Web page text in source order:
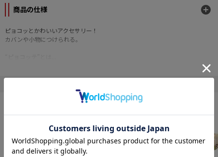
商品の仕様
ピョコッとかわいいアクセサリー！
カバンや小物につけられる。
キャラクターがピョコっと顔を出しているように見えるユニークなキャラクタ
・軽くて丈夫、汚れにも強いアクリル製。
・クリップにはマグネット付き。さまざまなシーンに対応。
・お菓子のパッケージなど、袋の開け口を留めるクリップとしても使用できま
※「ピョコッテ」はコスパの登録商標です。